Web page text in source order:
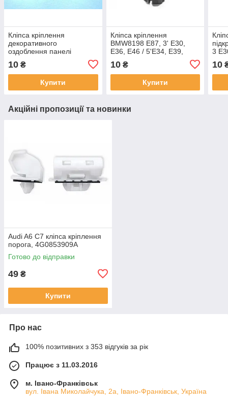
Кліпса кріплення
декоративного
оздоблення панелі
5'E39, 3'E90 51458161557
10 ₴
Купити
Кліпса кріплення
BMW8198 E87, 3' E30,
E36, E46 / 5'Е34, Е39,
E60, F07 / 6' E63 / 7' E38 /
X3' E83, F25 / X5 E53
10₴
Купити
3
10
Акційні пропозиції та новинки
Audi A6 C7 кліпса кріплення
порога, 4G0853909A
Готово до відправки
49 ₴
Купити
Про нас
100% позитивних з 353 відгуків за рік
Працює з 11.03.2016
м. Івано-Франківськ
вул. Івана Миколайчука, 2а, Івано-Франківськ, Україна